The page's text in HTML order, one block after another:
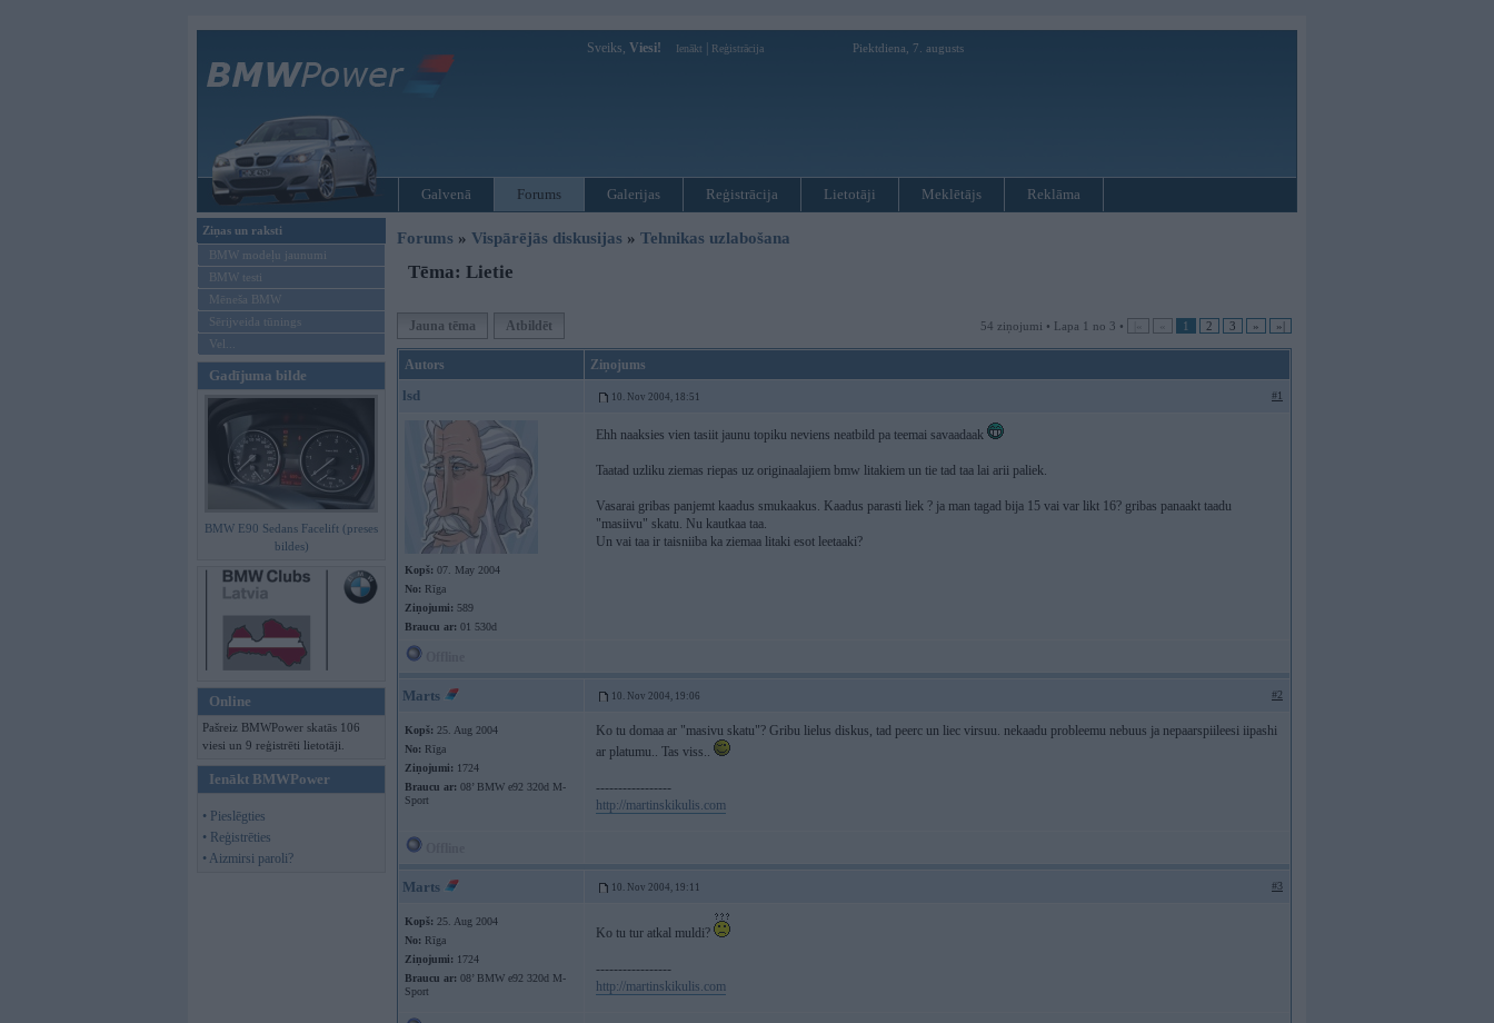
Sveiks, Viesi! Ienākt Reģistrācija Piektdiena, 7. augusts
Galvenā Forums Galerijas Reģistrācija Lietotāji Meklētājs Reklāma
Ziņas un raksti
BMW modeļu jaunumi
BMW testi
Mēneša BMW
Sērijveida tūnings
Vel...
Gadījuma bilde
BMW E90 Sedans Facelift (preses
bildes)
Online
Pašreiz BMWPower skatās 106
viesi un 9 reģistrēti lietotāji.
Ienākt BMWPower
• Pieslēgties
• Reģistrēties
• Aizmirsi paroli?
Forums » Vispārējās diskusijas » Tehnikas uzlabošana
Tēma: Lietie
Jauna tēma Atbildēt 54 ziņojumi • Lapa 1 no 3 • |« « 1 2 3 » »|
Autors Ziņojums
lsd 10. Nov 2004, 18:51 #1
Kopš: 07. May 2004
No: Rīga
Ziņojumi: 589
Braucu ar: 01 530d
Ehh naaksies vien tasiit jaunu topiku neviens neatbild pa teemai savaadaak
Taatad uzliku ziemas riepas uz originaalajiem bmw litakiem un tie tad taa lai arii paliek.
Vasarai gribas panjemt kaadus smukaakus. Kaadus parasti liek ? ja man tagad bija 15 vai var likt 16? gribas panaakt taadu
"masiivu" skatu. Nu kautkaa taa.
Un vai taa ir taisniiba ka ziemaa litaki esot leetaaki?
Marts 10. Nov 2004, 19:06 #2
Kopš: 25. Aug 2004
No: Rīga
Ziņojumi: 1724
Braucu ar: 08’ BMW e92 320d M-
Sport
Ko tu domaa ar "masivu skatu"? Gribu lielus diskus, tad peerc un liec virsuu. nekaadu probleemu nebuus ja nepaarspiileesi iipashi
ar platumu.. Tas viss..
-----------------
http://martinskikulis.com
Marts 10. Nov 2004, 19:11 #3
Kopš: 25. Aug 2004
No: Rīga
Ziņojumi: 1724
Braucu ar: 08’ BMW e92 320d M-
Sport
Ko tu tur atkal muldi?
-----------------
http://martinskikulis.com